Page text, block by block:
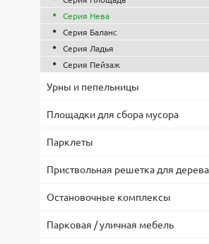
Серия Нева
Серия Баланс
Серия Ладья
Серия Пейзаж
Урны и пепельницы
Площадки для сбора мусора
Парклеты
Приствольная решетка для дерева
Остановочные комплексы
Парковая / уличная мебель